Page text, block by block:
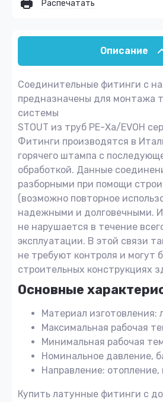
Распечатать
Описание
Соединительные фитинги с
предназначены для монтажа
системы
STOUT из труб PE-Ха/EVOH
Фитинги производятся в
горячего штампа с
обработкой. Данные
разборными при помощи
(возможно повторное
надежными и долговечными.
не нарушается в течение
эксплуатации. В этой связи
не требуют контроля и могут
строительных конструкциях
Основные
Материал изготовления:
Максимальная рабочая
Минимальная рабочая
Номинальное давление,
Направление:
Купить латунные фитинги с